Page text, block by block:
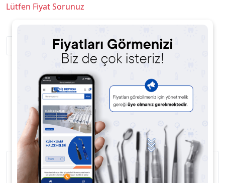
Lütfen Fiyat Sorunuz
Satıcıya Soru Sor
Ürün Açıklaması Ürün Yorumları
Sirona Aeratör Led Ampül